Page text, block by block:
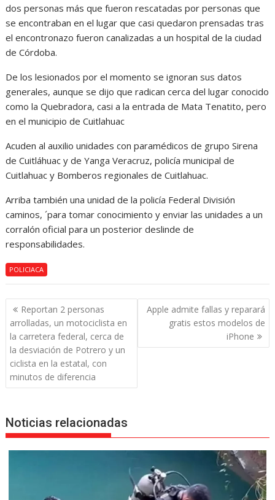
dos personas más que fueron rescatadas por personas que
se encontraban en el lugar que casi quedaron prensadas tras
el encontronazo fueron canalizadas a un hospital de la ciudad
de Córdoba.
De los lesionados por el momento se ignoran sus datos
generales, aunque se dijo que radican cerca del lugar conocido
como la Quebradora, casi a la entrada de Mata Tenatito, pero
en el municipio de Cuitlahuac
Acuden al auxilio unidades con paramédicos de grupo Sirena
de Cuitláhuac y de Yanga Veracruz, policía municipal de
Cuitlahuac y Bomberos regionales de Cuitlahuac.
Arriba también una unidad de la policía Federal División
caminos, ´para tomar conocimiento y enviar las unidades a un
corralón oficial para un posterior deslinde de
responsabilidades.
POLICIACA
Navegación
de
entradas
Reportan 2 personas
arrolladas, un motociclista en
la carretera federal, cerca de
la desviación de Potrero y un
ciclista en la estatal, con
minutos de diferencia
Apple admite fallas y reparará
gratis estos modelos de
iPhone
Noticias relacionadas